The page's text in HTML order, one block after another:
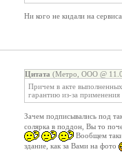
Ни кого не кидали на
Цитата (Метро, ООО @
Причем в акте выполненных
гарантию из-за
Зачем подписывались под
солярка в поддон, Вы то
Вообщем
здание, как за Вами на фото